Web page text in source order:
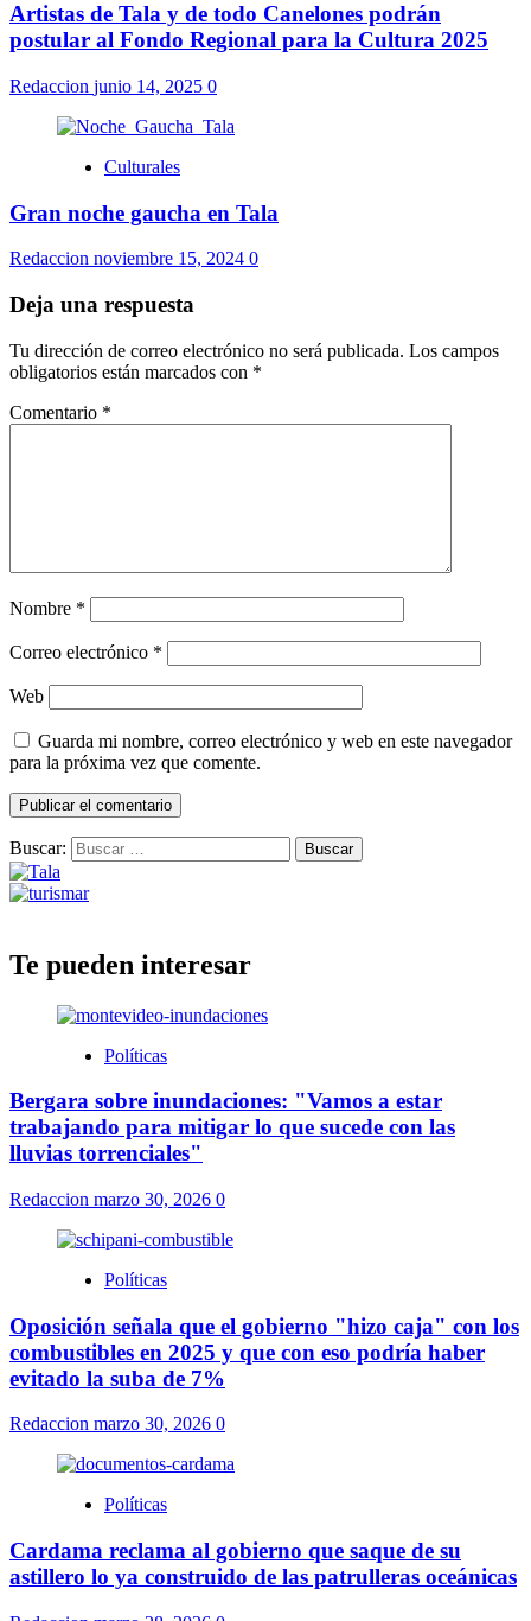
Artistas de Tala y de todo Canelones podrán
postular al Fondo Regional para la Cultura 2025
Redaccion junio 14, 2025 0
Culturales
Gran noche gaucha en Tala
Redaccion noviembre 15, 2024 0
Deja una respuesta
Tu dirección de correo electrónico no será publicada. Los campos
obligatorios están marcados con *
Comentario *
Nombre *
Correo electrónico *
Web
Guarda mi nombre, correo electrónico y web en este navegador
para la próxima vez que comente.
Buscar:
Te pueden interesar
Políticas
Bergara sobre inundaciones: "Vamos a estar
trabajando para mitigar lo que sucede con las
lluvias torrenciales"
Redaccion marzo 30, 2026 0
Políticas
Oposición señala que el gobierno "hizo caja" con los
combustibles en 2025 y que con eso podría haber
evitado la suba de 7%
Redaccion marzo 30, 2026 0
Políticas
Cardama reclama al gobierno que saque de su
astillero lo ya construido de las patrulleras oceánicas